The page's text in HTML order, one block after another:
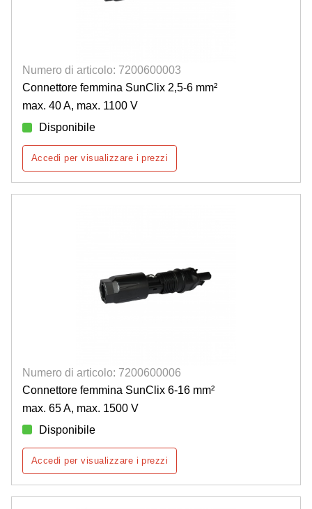
Numero di articolo: 7200600003
Connettore femmina SunClix 2,5-6 mm²
max. 40 A, max. 1100 V
Disponibile
Accedi per visualizzare i prezzi
Numero di articolo: 7200600006
Connettore femmina SunClix 6-16 mm²
max. 65 A, max. 1500 V
Disponibile
Accedi per visualizzare i prezzi